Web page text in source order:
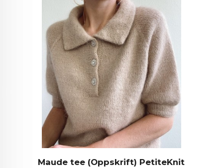
Maude tee (Oppskrift) PetiteKnit